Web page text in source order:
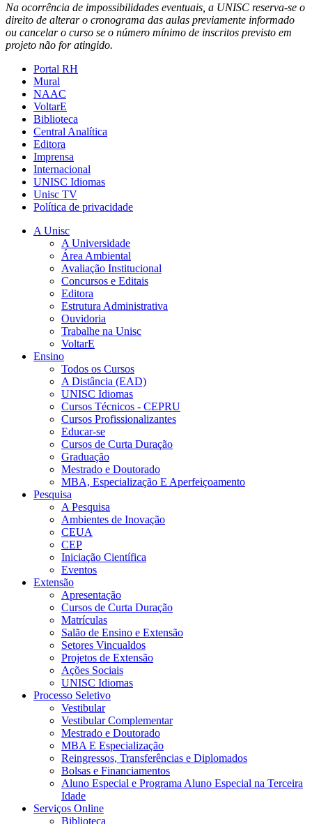
Na ocorrência de impossibilidades eventuais, a UNISC reserva-se o
direito de alterar o cronograma das aulas previamente informado
ou cancelar o curso se o número mínimo de inscritos previsto em
projeto não for atingido.
Portal RH
Mural
NAAC
VoltarE
Biblioteca
Central Analítica
Editora
Imprensa
Internacional
UNISC Idiomas
Unisc TV
Política de privacidade
A Unisc
A Universidade
Área Ambiental
Avaliação Institucional
Concursos e Editais
Editora
Estrutura Administrativa
Ouvidoria
Trabalhe na Unisc
VoltarE
Ensino
Todos os Cursos
A Distância (EAD)
UNISC Idiomas
Cursos Técnicos - CEPRU
Cursos Profissionalizantes
Educar-se
Cursos de Curta Duração
Graduação
Mestrado e Doutorado
MBA, Especialização E Aperfeiçoamento
Pesquisa
A Pesquisa
Ambientes de Inovação
CEUA
CEP
Iniciação Científica
Eventos
Extensão
Apresentação
Cursos de Curta Duração
Matrículas
Salão de Ensino e Extensão
Setores Vincualdos
Projetos de Extensão
Ações Sociais
UNISC Idiomas
Processo Seletivo
Vestibular
Vestibular Complementar
Mestrado e Doutorado
MBA E Especialização
Reingressos, Transferências e Diplomados
Bolsas e Financiamentos
Aluno Especial e Programa Aluno Especial na Terceira
Idade
Serviços Online
Biblioteca